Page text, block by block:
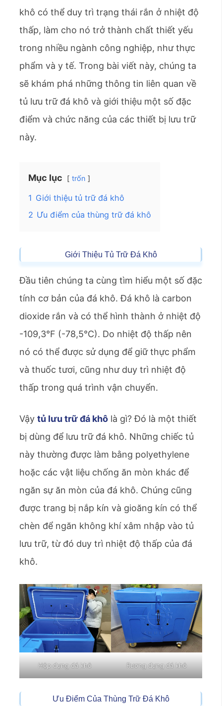
khô có thể duy trì trạng thái rắn ở nhiệt độ
thấp, làm cho nó trở thành chất thiết yếu
trong nhiều ngành công nghiệp, như thực
phẩm và y tế. Trong bài viết này, chúng ta
sẽ khám phá những thông tin liên quan về
tủ lưu trữ đá khô và giới thiệu một số đặc
điểm và chức năng của các thiết bị lưu trữ
này.
Mục lục trốn
1 Giới thiệu tủ trữ đá khô
2 Ưu điểm của thùng trữ đá khô
Giới Thiệu Tủ Trữ Đá Khô
Đầu tiên chúng ta cùng tìm hiểu một số đặc
tính cơ bản của đá khô. Đá khô là carbon
dioxide rắn và có thể hình thành ở nhiệt độ
-109,3°F (-78,5°C). Do nhiệt độ thấp nên
nó có thể được sử dụng để giữ thực phẩm
và thuốc tươi, cũng như duy trì nhiệt độ
thấp trong quá trình vận chuyển.
Vậy tủ lưu trữ đá khô là gì? Đó là một thiết
bị dùng để lưu trữ đá khô. Những chiếc tủ
này thường được làm bằng polyethylene
hoặc các vật liệu chống ăn mòn khác để
ngăn sự ăn mòn của đá khô. Chúng cũng
được trang bị nắp kín và gioăng kín có thể
chèn để ngăn không khí xâm nhập vào tủ
lưu trữ, từ đó duy trì nhiệt độ thấp của đá
khô.
Hộp đựng đá khô Rương đựng đá khô
Ưu Điểm Của Thùng Trữ Đá Khô